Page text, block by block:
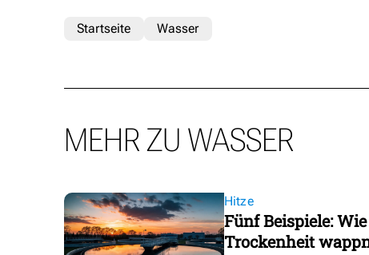
Startseite Wasser
MEHR ZU WASSER
Hitze
Fünf Beispiele:
Trockenheit